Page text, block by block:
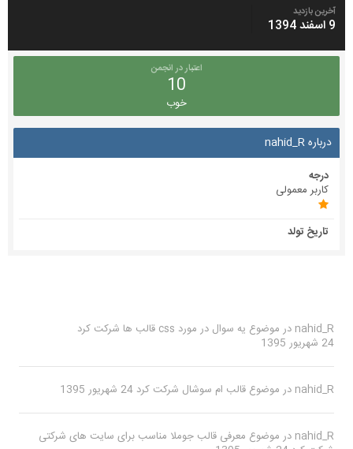
آخرین بازدید
9 اسفند 1394
اعتبار در انجمن
10
خوب
درباره nahid_R
درجه
کاربر معمولی
تاریخ تولد
nahid_R در موضوع یه سوال در مورد css قالب ها
شرکت کرد
24 شهریور 1395
nahid_R در موضوع قالب ام سوشال شرکت کرد 24 شهریور 1395
nahid_R در موضوع معرفی قالب جوملا مناسب برای سایت های شرکتی